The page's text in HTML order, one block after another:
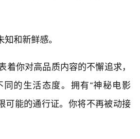
和新鲜感。
着你对高品质内容的不懈追求，
的生活态度。拥有“神秘电影
可能的通行证。你将不再被动接